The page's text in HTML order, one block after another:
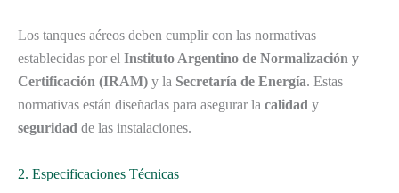
Los tanques aéreos deben cumplir con las normativas
establecidas por el Instituto Argentino de Normalización y
Certificación (IRAM) y la Secretaría de Energía. Estas
normativas están diseñadas para asegurar la calidad y
seguridad de las instalaciones.
2. Especificaciones Técnicas